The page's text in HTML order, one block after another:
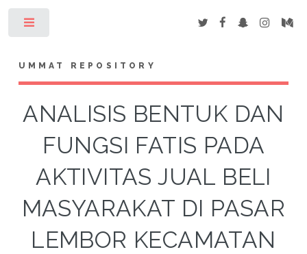
UMMAT REPOSITORY
ANALISIS BENTUK DAN
FUNGSI FATIS PADA
AKTIVITAS JUAL BELI
MASYARAKAT DI PASAR
LEMBOR KECAMATAN